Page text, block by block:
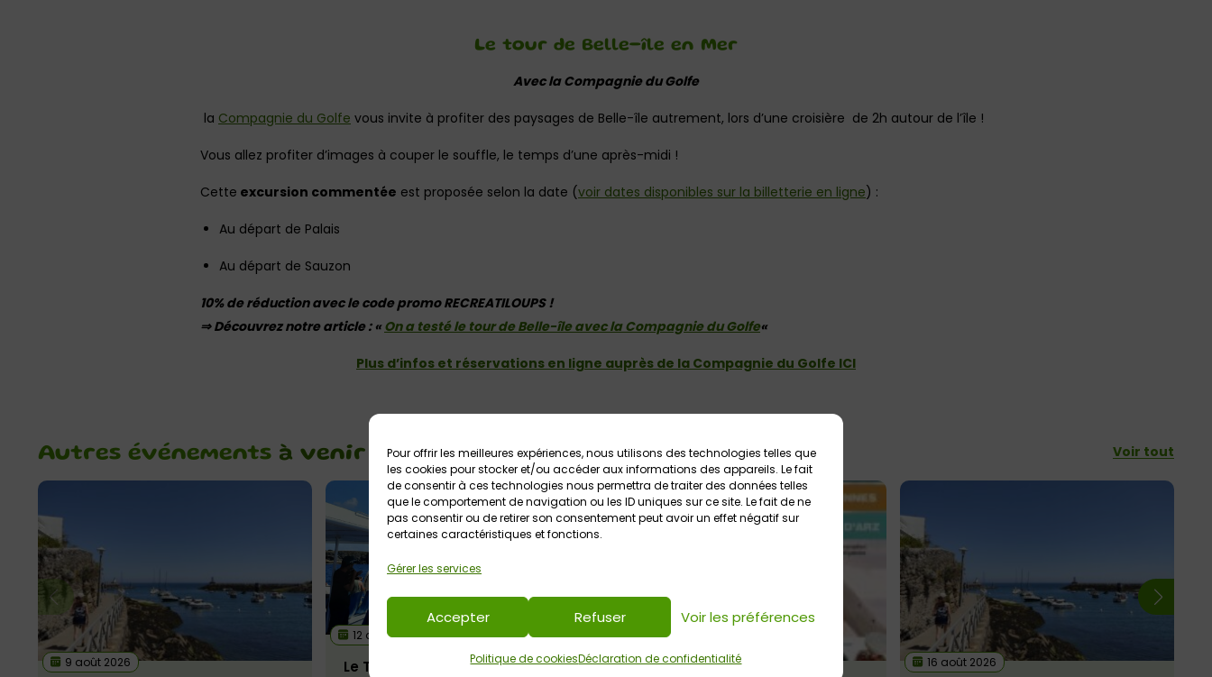
Pour offrir les meilleures expériences, nous utilisons des technologies telles que
les cookies pour stocker et/ou accéder aux informations des appareils. Le fait
de consentir à ces technologies nous permettra de traiter des données telles
que le comportement de navigation ou les ID uniques sur ce site. Le fait de ne
pas consentir ou de retirer son consentement peut avoir un effet négatif sur
certaines caractéristiques et fonctions.
Gérer les services
Accepter Refuser Voir les préférences
Politique de cookiesDéclaration de confidentialité
Le tour de Belle-île en Mer
Avec la Compagnie du Golfe
la Compagnie du Golfe vous invite à profiter des paysages de Belle-île autrement, lors d’une croisière de 2h autour de l’île !
Vous allez profiter d’images à couper le souffle, le temps d’une après-midi !
Cette excursion commentée est proposée selon la date (voir dates disponibles sur la billetterie en ligne) :
Au départ de Palais
Au départ de Sauzon
10% de réduction avec le code promo RECREATILOUPS !
⇒ Découvrez notre article : «On a testé le tour de Belle-île avec la Compagnie du Golfe«
Plus d’infos et réservations en ligne auprès de la Compagnie du Golfe ICI
Autres événements à venir Voir tout
9 août 2026
12 août 2026
Le Tour de Belle-île avec la
13 août 2026 16 août 2026